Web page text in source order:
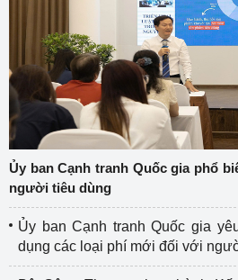
Ủy ban Cạnh tranh Quốc gia phổ
người tiêu dùng
Ủy ban Cạnh tranh Quốc gia
dụng các loại phí mới đối với